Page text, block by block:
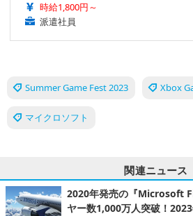
時給1,800円～
派遣社員
Summer Game Fest 2023 Xbox
マイクロソフト
関連ニュース
2020年発売の『Microsoft
ヤー数1,000万人突破！